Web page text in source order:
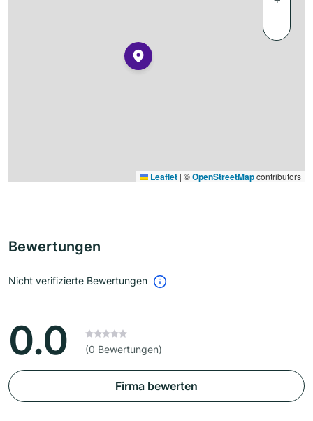
−
Leaflet | ©OpenStreetMapcontributors
Bewertungen
Nicht verifizierte Bewertungen
0.0 (0 Bewertungen)
Firma bewerten